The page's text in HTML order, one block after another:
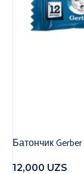
Батончик
12,000 UZS